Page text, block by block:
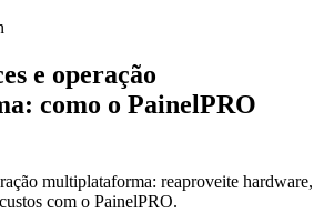
e operação
como o PainelPRO
multiplataforma: reaproveite hardware,
com o PainelPRO.